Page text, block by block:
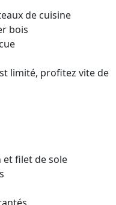
de cuisine
bois
limité, profitez vite de
et filet de sole